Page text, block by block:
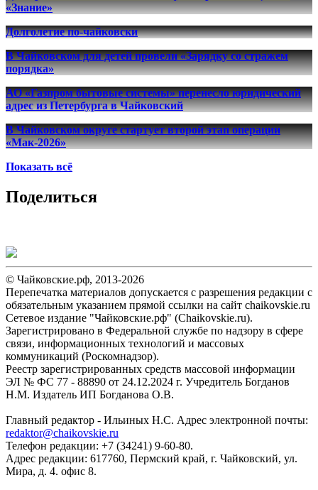
«Знание»
Долголетие по-чайковски
В Чайковском для детей провели «Зарядку со стражем
порядка»
АО «Газпром бытовые системы» перенесло юридический
адрес из Петербурга в Чайковский
В Чайковском округе стартует второй этап операции
«Мак-2026»
Показать всё
Поделиться
© Чайковские.рф, 2013-2026
Перепечатка материалов допускается с разрешения редакции с
обязательным указанием прямой ссылки на сайт chaikovskie.ru
Сетевое издание "Чайковские.рф" (Chaikovskie.ru).
Зарегистрировано в Федеральной службе по надзору в сфере
связи, информационных технологий и массовых
коммуникаций (Роскомнадзор).
Реестр зарегистрированных средств массовой информации
ЭЛ № ФС 77 - 88890 от 24.12.2024 г. Учредитель Богданов
Н.М. Издатель ИП Богданова О.В.
Главный редактор - Ильиных Н.С. Адрес электронной почты:
redaktor@chaikovskie.ru
Телефон редакции: +7 (34241) 9-60-80.
Адрес редакции: 617760, Пермский край, г. Чайковский, ул.
Мира, д. 4. офис 8.